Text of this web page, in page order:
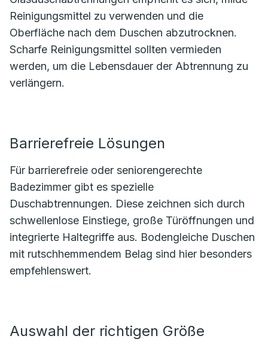
Reinigungsmittel zu verwenden und die
Oberfläche nach dem Duschen abzutrocknen.
Scharfe Reinigungsmittel sollten vermieden
werden, um die Lebensdauer der Abtrennung zu
verlängern.
Barrierefreie Lösungen
Für barrierefreie oder seniorengerechte
Badezimmer gibt es spezielle
Duschabtrennungen. Diese zeichnen sich durch
schwellenlose Einstiege, große Türöffnungen und
integrierte Haltegriffe aus. Bodengleiche Duschen
mit rutschhemmendem Belag sind hier besonders
empfehlenswert.
Auswahl der richtigen Größe